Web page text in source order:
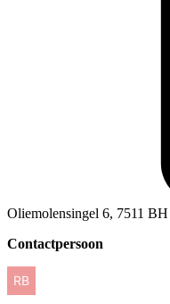
Oliemolensingel 6, 7511
Contactpersoon